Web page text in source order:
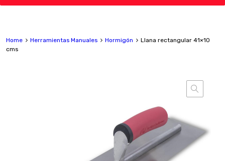
Home Herramientas Manuales Hormigón
Llana rectangular 41×10
cms